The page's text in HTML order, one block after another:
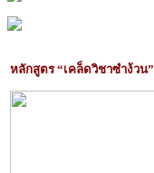
หลักสูตร “เคล็ดวิชาซำง้วน”